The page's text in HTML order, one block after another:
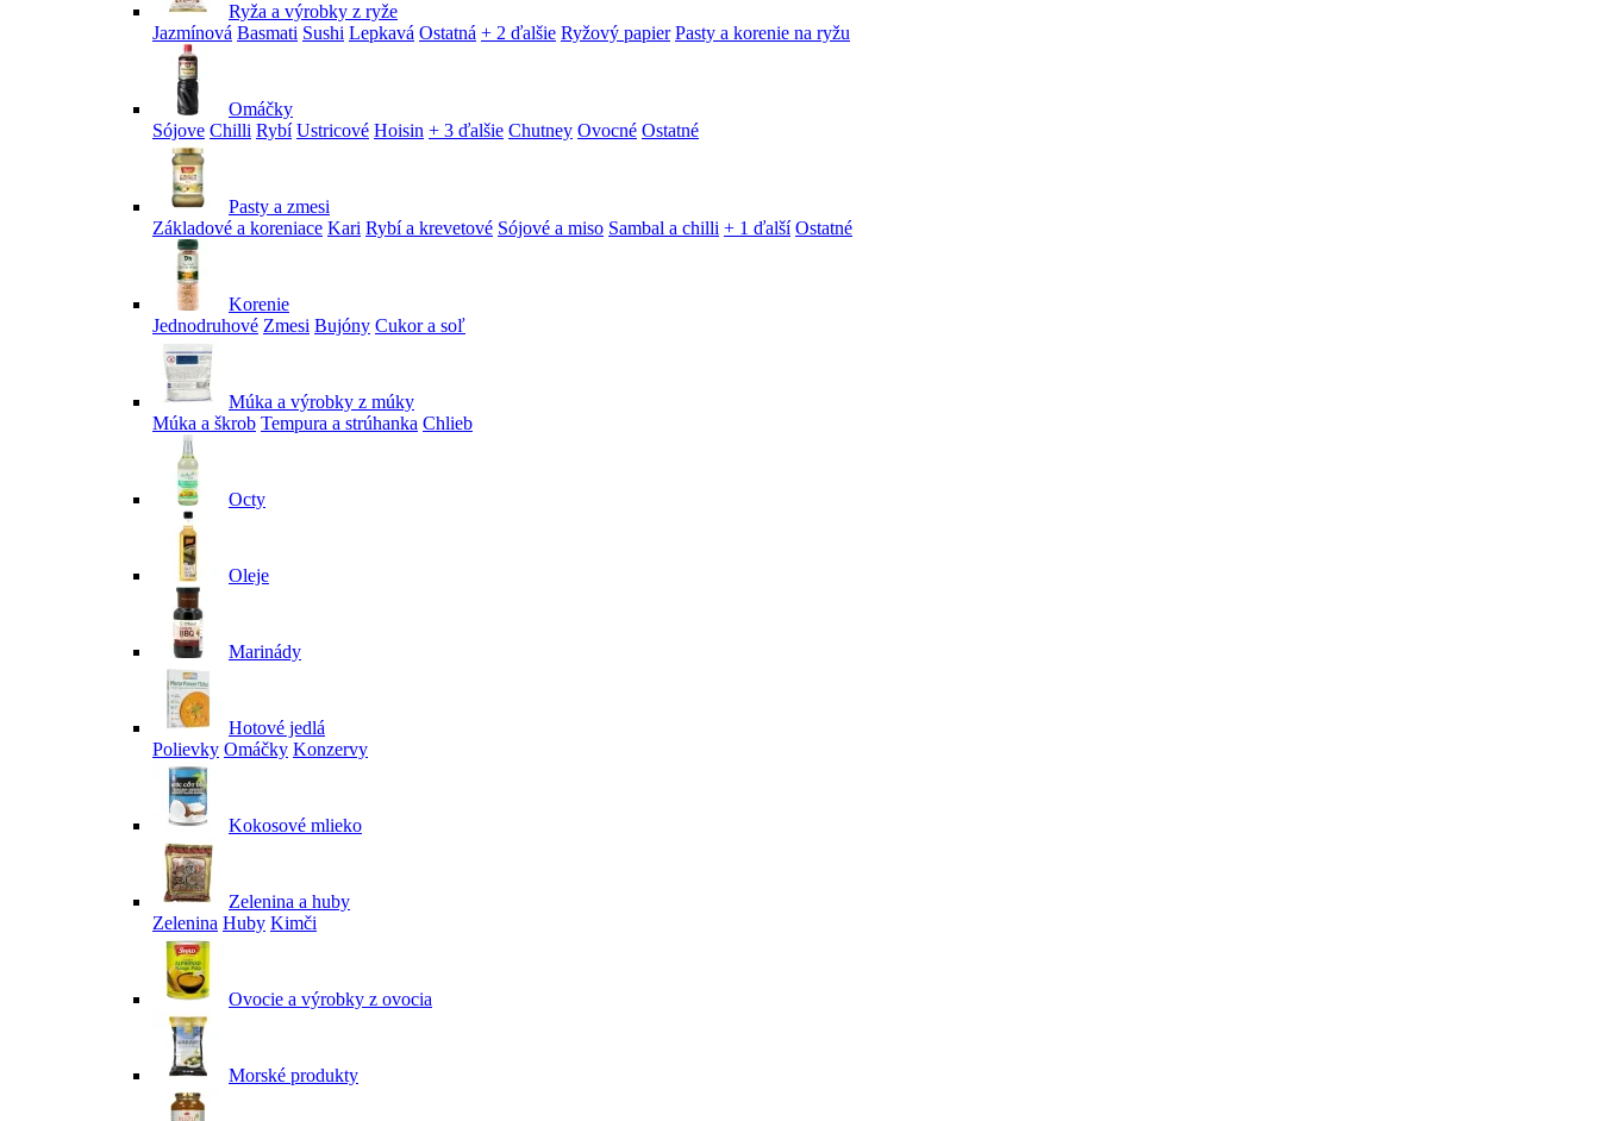
Ryža a výrobky z ryže
Jazmínová Basmati Sushi Lepkavá Ostatná + 2 ďalšie Ryžový papier Pasty a korenie na ryžu
Omáčky
Sójove Chilli Rybí Ustricové Hoisin + 3 ďalšie Chutney Ovocné Ostatné
Pasty a zmesi
Základové a koreniace Kari Rybí a krevetové Sójové a miso Sambal a chilli + 1 ďalší Ostatné
Korenie
Jednodruhové Zmesi Bujóny Cukor a soľ
Múka a výrobky z múky
Múka a škrob Tempura a strúhanka Chlieb
Octy
Oleje
Marinády
Hotové jedlá
Polievky Omáčky Konzervy
Kokosové mlieko
Zelenina a huby
Zelenina Huby Kimči
Ovocie a výrobky z ovocia
Morské produkty